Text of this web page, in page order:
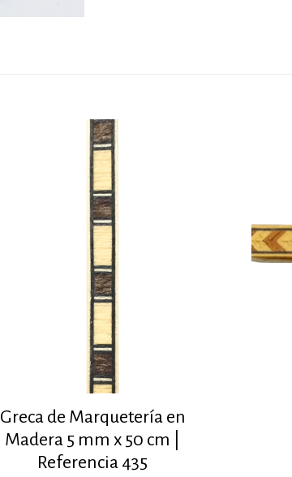
Greca de Marquetería en
Madera 5 mm x 50 cm |
Referencia 435